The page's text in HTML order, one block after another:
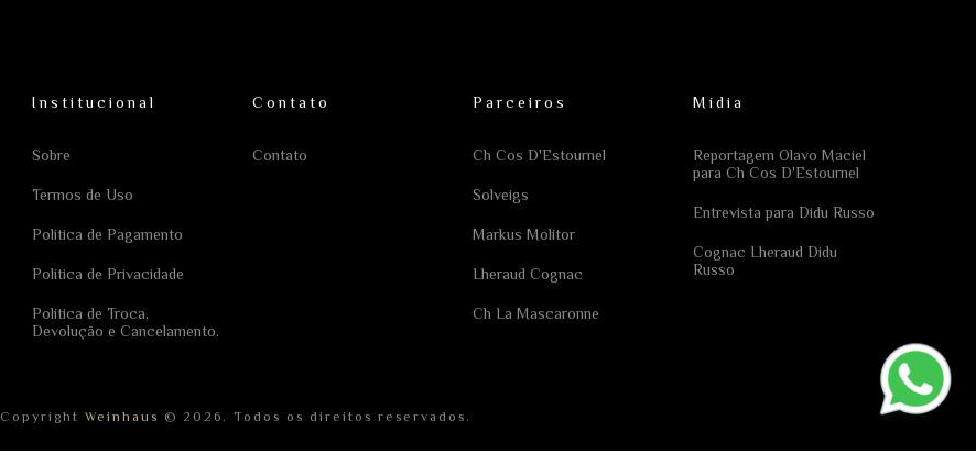
Institucional
Sobre
Termos de Uso
Política de Pagamento
Política de Privacidade
Política de Troca,
Devolução e Cancelamento.
Contato
Contato
Parceiros
Ch Cos D'Estournel
Solveigs
Markus Molitor
Lheraud Cognac
Ch La Mascaronne
Mídia
Reportagem Olavo Maciel
para Ch Cos D'Estournel
Entrevista para Didu Russo
Cognac Lheraud Didu
Russo
Copyright Weinhaus © 2026. Todos os direitos reservados.